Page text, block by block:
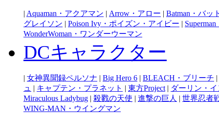
| Aquaman・アクアマン | Arrow・アロー | Batman・バッ
グレイソン | Poison Ivy・ポイズン・アイビー |
WonderWoman・ワンダーウーマン
DCキャラクター
| 女神異聞録ペルソナ | Big Hero 6 | BLEACH・ブリーチ |
ュ | キャプテン・プラネット | 東方Project | ダーリン・
Miraculous Ladybug | 殺戮の天使 | 進撃の巨人 | 世界忍者
WING-MAN・ウイングマン